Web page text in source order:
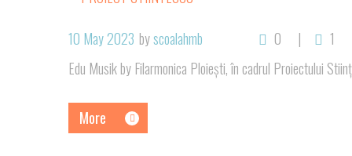
10 May 2023 byscoalahmb 0
1
Edu Musik by Filarmonica Ploiești, în cadrul Proiectului
More